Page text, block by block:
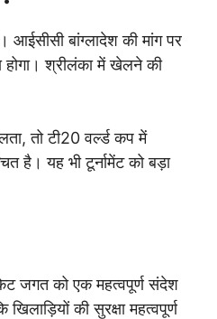
बांग्लादेश की मांग पर
होगा। श्रीलंका में खेलने की
तो टी20 वर्ल्ड कप में
है। यह भी टूर्नामेंट को बड़ा
जगत को एक महत्वपूर्ण संदेश
की सुरक्षा महत्वपूर्ण